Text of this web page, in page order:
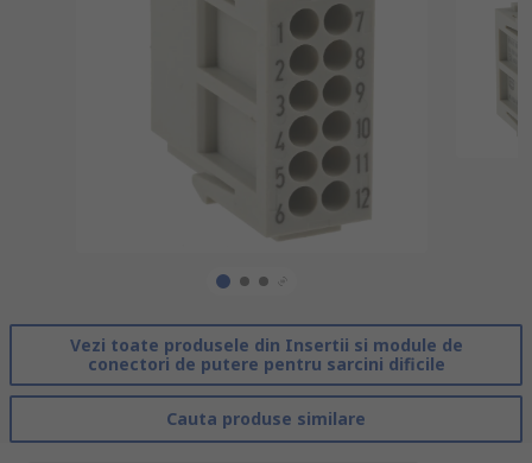
Vezi toate produsele din Insertii si module de
conectori de putere pentru sarcini dificile
Cauta produse similare